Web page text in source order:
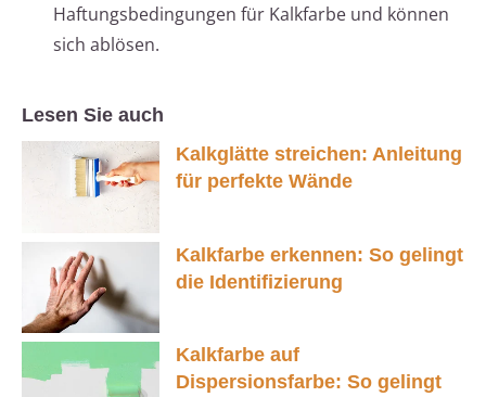
Haftungsbedingungen für Kalkfarbe und können
sich ablösen.
Lesen Sie auch
Kalkglätte streichen: Anleitung
für perfekte Wände
Kalkfarbe erkennen: So gelingt
die Identifizierung
Kalkfarbe auf
Dispersionsfarbe: So gelingt